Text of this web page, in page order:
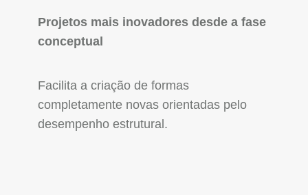
Projetos mais inovadores desde a fase
conceptual
Facilita a criação de formas
completamente novas orientadas pelo
desempenho estrutural.